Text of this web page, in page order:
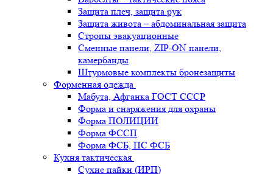
Защита плеч, защита рук
Защита живота – абдоминальная защита
Стропы эвакуационные
Сменные панели, ZIP-ON панели,
камербанды
Штурмовые комплекты бронезащиты
Форменная одежда
Мабута, Афганка ГОСТ СССР
Форма и снаряжения для охраны
Форма ПОЛИЦИИ
Форма ФССП
Форма ФСБ, ПС ФСБ
Кухня тактическая
Сухие пайки (ИРП)